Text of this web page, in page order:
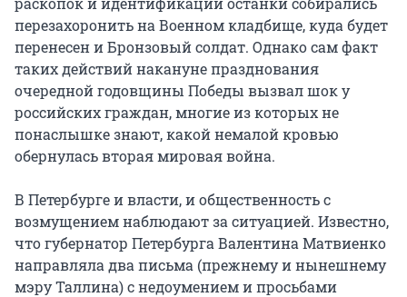
перезахоронить на Военном кладбище, куда будет
перенесен и Бронзовый солдат. Однако сам факт
таких действий накануне празднования
очередной годовщины Победы вызвал шок у
российских граждан, многие из которых не
понаслышке знают, какой немалой кровью
обернулась вторая мировая война.
В Петербурге и власти, и общественность с
возмущением наблюдают за ситуацией. Известно,
что губернатор Петербурга Валентина Матвиенко
направляла два письма (прежнему и нынешнему
мэру Таллина) с недоумением и просьбами